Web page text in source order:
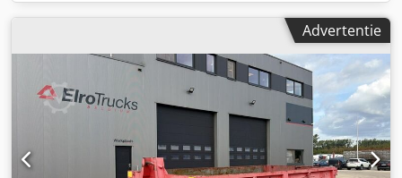
Advertentie